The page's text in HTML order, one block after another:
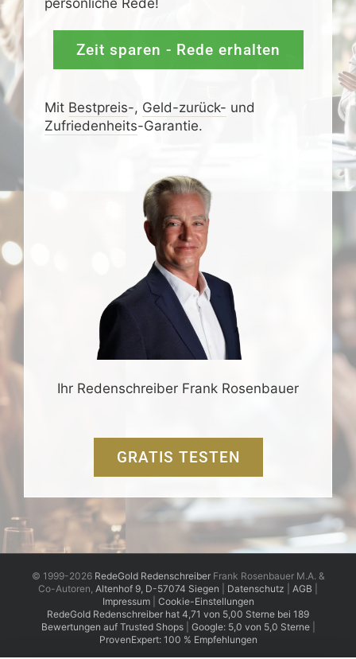
Zeit sparen - Rede erhalten
Mit Bestpreis-, Geld-zurück- und
Zufrieden­­heits-Garantie.
Ihr Redenschreiber Frank Rosenbauer
GRATIS TESTEN
© 1999-2026 RedeGold RedenschreiberFrank Rosenbauer M.A. &
Co-Autoren, Altenhof 9, D-57074 Siegen Datenschutz AGB
Impressum| Cookie-Einstellungen
RedeGold Redenschreiber hat 4,71 von 5,00 Sterne bei 189
Bewertungen auf Trusted Shops| Google: 5,0 von 5,0 Sterne|
ProvenExpert: 100 % Empfehlungen